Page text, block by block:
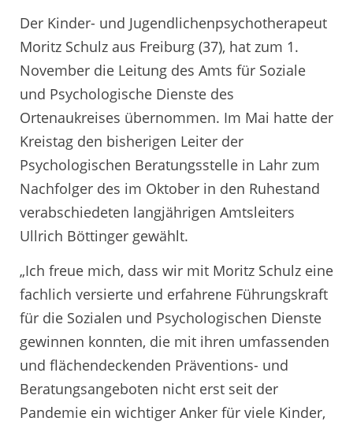
Der Kinder- und Jugendlichenpsychotherapeut
Moritz Schulz aus Freiburg (37), hat zum 1.
November die Leitung des Amts für Soziale
und Psychologische Dienste des
Ortenaukreises übernommen. Im Mai hatte der
Kreistag den bisherigen Leiter der
Psychologischen Beratungsstelle in Lahr zum
Nachfolger des im Oktober in den Ruhestand
verabschiedeten langjährigen Amtsleiters
Ullrich Böttinger gewählt.
„Ich freue mich, dass wir mit Moritz Schulz eine
fachlich versierte und erfahrene Führungskraft
für die Sozialen und Psychologischen Dienste
gewinnen konnten, die mit ihren umfassenden
und flächendeckenden Präventions- und
Beratungsangeboten nicht erst seit der
Pandemie ein wichtiger Anker für viele Kinder,